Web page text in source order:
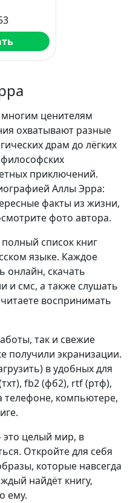
ценителям
охватывают разные
драм до лёгких
приключений.
Аллы Эрра:
факты из жизни,
фото автора.
список книг
языке. Каждое
онлайн, скачать
и смс, а также слушать
воспринимать
так и свежие
получили экранизации.
в удобных для
fb2 (фб2), rtf (ртф),
телефоне, компьютере,
целый мир, в
Откройте для себя
которые навсегда
найдёт книгу,
ему.